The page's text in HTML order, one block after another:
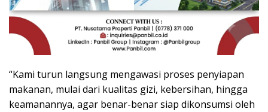
“Kami turun langsung mengawasi proses penyiapan
makanan, mulai dari kualitas gizi, kebersihan, hingga
keamanannya, agar benar-benar siap dikonsumsi oleh